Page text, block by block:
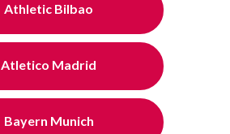
Athletic Bilbao
Atletico Madrid
Bayern Munich